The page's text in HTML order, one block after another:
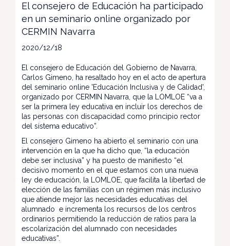
El consejero de Educación ha participado
en un seminario online organizado por
CERMIN Navarra
2020/12/18
El consejero de Educación del Gobierno de Navarra,
Carlos Gimeno, ha resaltado hoy en el acto de apertura
del seminario online 'Educación Inclusiva y de Calidad',
organizado por CERMIN Navarra, que la LOMLOE “va a
ser la primera ley educativa en incluir los derechos de
las personas con discapacidad como principio rector
del sistema educativo”.
El consejero Gimeno ha abierto el seminario con una
intervención en la que ha dicho que, “la educación
debe ser inclusiva” y ha puesto de manifiesto “el
decisivo momento en el que estamos con una nueva
ley de educación, la LOMLOE, que facilita la libertad de
elección de las familias con un régimen más inclusivo
que atiende mejor las necesidades educativas del
alumnado e incrementa los recursos de los centros
ordinarios permitiendo la reducción de ratios para la
escolarización del alumnado con necesidades
educativas”.